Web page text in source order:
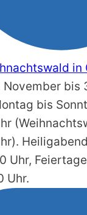
in
November bis
bis
Uhr,
Uhr.